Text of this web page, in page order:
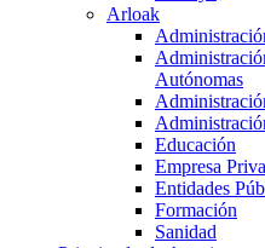
Arloak
Autónomas
Educación
Empresa
Entidades
Formación
Sanidad